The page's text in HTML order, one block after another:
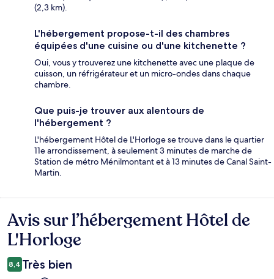
(2,3 km).
L'hébergement propose-t-il des chambres
équipées d'une cuisine ou d'une kitchenette ?
Oui, vous y trouverez une kitchenette avec une plaque de
cuisson, un réfrigérateur et un micro-ondes dans chaque
chambre.
Que puis-je trouver aux alentours de
l'hébergement ?
L'hébergement Hôtel de L'Horloge se trouve dans le quartier
11e arrondissement, à seulement 3 minutes de marche de
Station de métro Ménilmontant et à 13 minutes de Canal Saint-
Martin.
Avis
Avis sur l’hébergement Hôtel de
L'Horloge
8,4 Très bien